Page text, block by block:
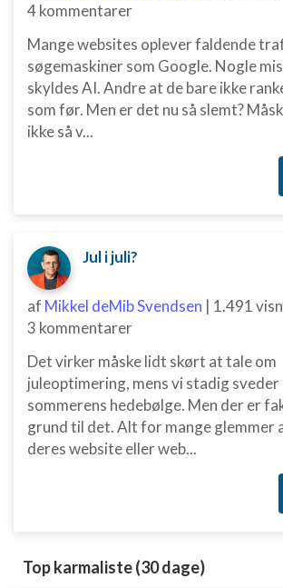
4 kommentarer
Mange websites oplever faldende
søgemaskiner som Google. Nogle
skyldes AI. Andre at de bare ikke
som før. Men er det nu så slemt?
ikke så v...
Jul i juli?
af Mikkel deMib Svendsen | 1.491
3 kommentarer
Det virker måske lidt skørt at tale om
juleoptimering, mens vi stadig sveder
sommerens hedebølge. Men der er
grund til det. Alt for mange glemmer
deres website eller web...
Top karmaliste (30 dage)